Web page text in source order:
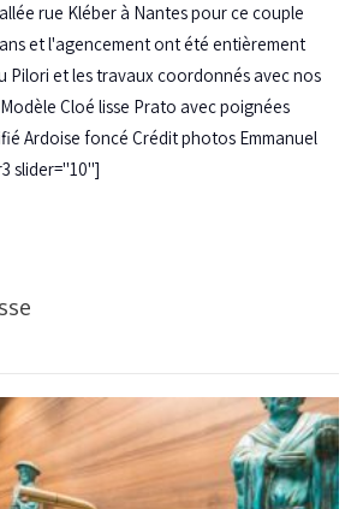
rue Kléber à Nantes pour ce couple
et l'agencement ont été entièrement
Pilori et les travaux coordonnés avec nos
Cloé lisse Prato avec poignées
Ardoise foncé Crédit photos Emmanuel
slider="10"]